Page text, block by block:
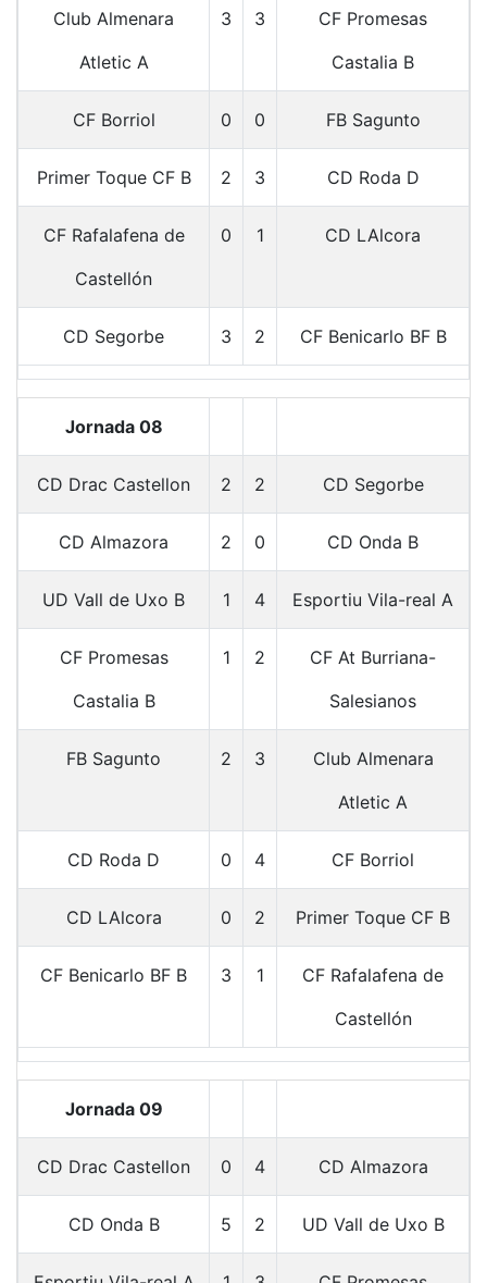
Club Almenara
Atletic A
3 3
CF Promesas
Castalia B
CF Borriol 0 0 FB Sagunto
Primer Toque CF B 2 3 CD Roda D
CF Rafalafena de
Castellón
0 1 CD LAlcora
CD Segorbe 3 2 CF Benicarlo BF B
Jornada 08
CD Drac Castellon 2 2 CD Segorbe
CD Almazora 2 0 CD Onda B
UD Vall de Uxo B 1 4 Esportiu Vila-real A
CF Promesas
Castalia B
1 2
CF At Burriana-
Salesianos
FB Sagunto 2 3
Club Almenara
Atletic A
CD Roda D 0 4 CF Borriol
CD LAlcora 0 2 Primer Toque CF B
CF Benicarlo BF B 3 1
CF Rafalafena de
Castellón
Jornada 09
CD Drac Castellon 0 4 CD Almazora
CD Onda B 5 2 UD Vall de Uxo B